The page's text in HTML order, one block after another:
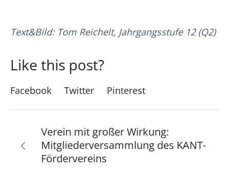
Text&Bild: Tom Reichelt, Jahrgangsstufe 12 (Q2)
Like this post?
Facebook Twitter Pinterest
Verein mit großer Wirkung:
Mitgliederversammlung des KANT-
Fördervereins